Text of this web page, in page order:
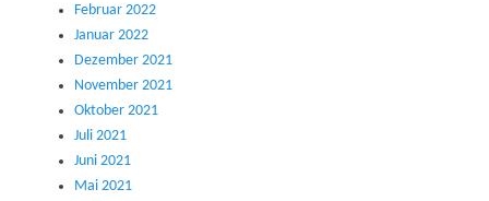
Februar 2022
Januar 2022
Dezember 2021
November 2021
Oktober 2021
Juli 2021
Juni 2021
Mai 2021